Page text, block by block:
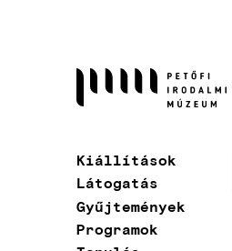
Kiállítások
Látogatás
Gyűjtemények
Programok